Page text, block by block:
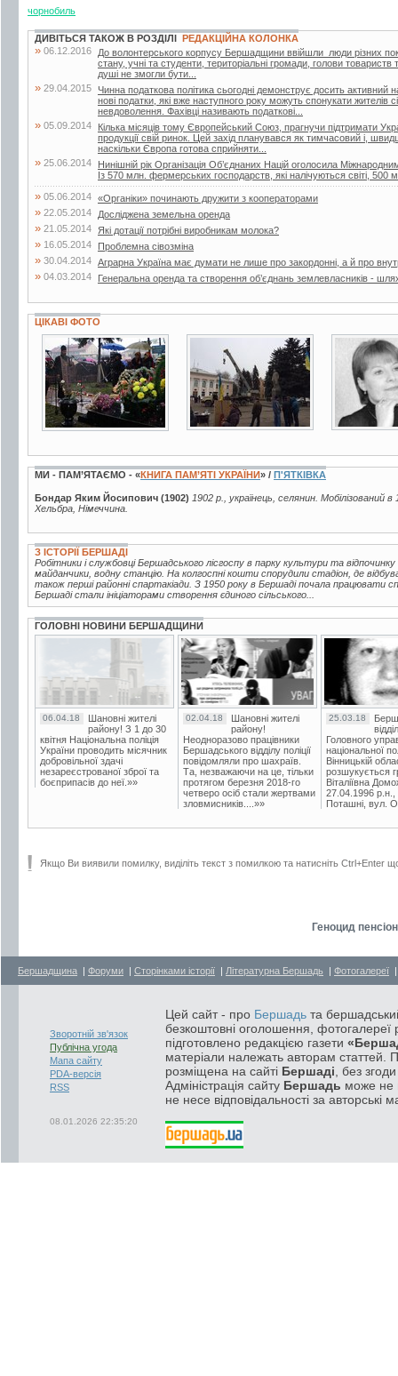
чорнобиль
ДИВІТЬСЯ ТАКОЖ В РОЗДІЛІ РЕДАКЦІЙНА КОЛОНКА
» 06.12.2016
До волонтерського корпусу Бершадщини ввійшли люди різних
стану, учні та студенти, територіальні громади, голови
душі не змогли бути...
» 29.04.2015 Чинна податкова політика сьогодні демонструє досить активний
нові податки, які вже наступного року можуть спонукати жителів
невдоволення. Фахівці називають податкові...
» 05.09.2014
Кілька місяців тому Європейський Союз, прагнучи підтримати
продукції свій ринок. Цей захід планувався як тимчасовий і,
наскільки Європа готова сприйняти...
» 25.06.2014
Нинішній рік Організація Об’єднаних Націй оголосила
Із 570 млн. фермерських господарств, які налічуються світі, 500
» 05.06.2014 «Органіки» починають дружити з кооператорами
» 22.05.2014 Досліджена земельна оренда
» 21.05.2014 Які дотації потрібні виробникам молока?
» 16.05.2014 Проблемна сівозміна
» 30.04.2014 Аграрна Україна має думати не лише про закордонні, а й про
» 04.03.2014 Генеральна оренда та створення об’єднань землевласників -
ЦІКАВІ ФОТО
10 фото 3 фото
МИ - ПАМ’ЯТАЄМО - «КНИГА ПАМ’ЯТІ УКРАЇНИ» / П'ЯТКІВКА
Бондар Яким Йосипович (1902) 1902 р., українець, селянин.
Хельбра, Німеччина.
З ІСТОРІЇ БЕРШАДІ
Робітники і службовці Бершадського лісгоспу в парку культури та
майданчики, водну станцію. На колгоспні кошти спорудили стадіон, де
також перші районні спартакіади. З 1950 року в Бершаді почала працювати
Бершаді стали ініціаторами створення єдиного сільського...
ГОЛОВНІ НОВИНИ БЕРШАДЩИНИ
06.04.18
Шановні жителі
району! З 1 до 30
квітня Національна поліція
України проводить місячник
добровільної здачі
незареєстрованої зброї та
боєприпасів до неї.»»
02.04.18
Шановні жителі
району!
Неодноразово працівники
Бершадського відділу поліції
повідомляли про шахраїв.
Та, незважаючи на це, тільки
протягом березня 2018-го
четверо осіб стали жертвами
зловмисників....»»
25.03.18
Головного
національної
Вінницькій
розшукується
Віталіївна
27.04.1996 р.н.,
Поташні, вул.
Якщо Ви виявили помилку, виділіть текст з помилкою та натисніть Ctrl+Enter
Геноцид
Бершадщина | Форуми | Сторінками історії | Літературна Бершадь | Фотогалереї
Зворотній зв'язок
Публічна угода
Мапа сайту
PDA-версія
RSS
08.01.2026 22:35:20
Цей сайт - про Бершадь та
безкоштовні оголошення, фотогалереї
підготовлено редакцією газети
матеріали належать авторам статтей.
розміщена на сайті Бершаді , без
Адміністрація сайту Бершадь може не
не несе відповідальності за авторські